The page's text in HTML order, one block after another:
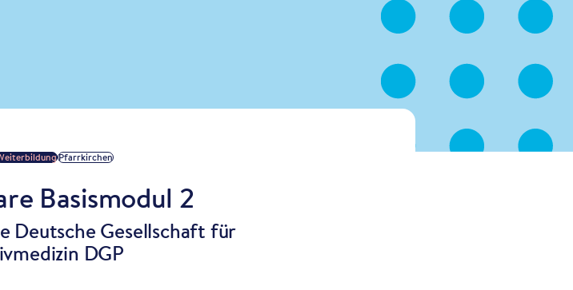
Pfarrkirchen
Basismodul 2
Deutsche Gesellschaft für
DGP